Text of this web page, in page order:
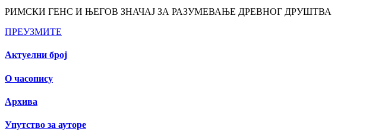
РИМСКИ ГЕНС И ЊЕГОВ ЗНАЧАЈ ЗА РАЗУМЕВАЊЕ ДРЕВНОГ ДРУШТВА
ПРЕУЗМИТЕ
Актуелни број
О часопису
Архива
Упутство за ауторе